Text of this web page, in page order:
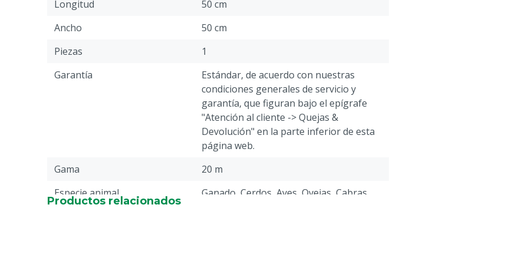
Longitud
50 cm
Ancho
50 cm
Piezas
1
Garantía
Estándar, de acuerdo con nuestras
condiciones generales de servicio y
garantía, que figuran bajo el epígrafe
"Atención al cliente -> Quejas &
Devolución" en la parte inferior de esta
página web.
Gama
20 m
Especie animal
Ganado, Cerdos, Aves, Ovejas, Cabras,
Productos relacionados